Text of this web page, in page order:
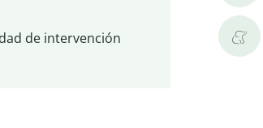
de intervención